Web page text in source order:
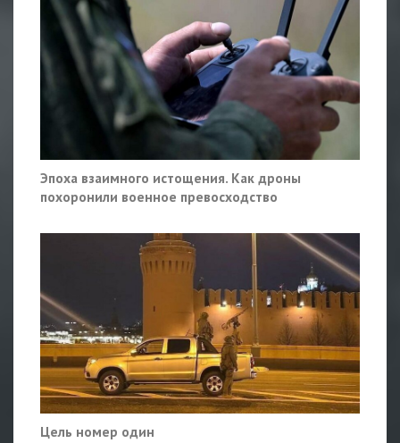
Эпоха взаимного истощения. Как дроны
похоронили военное превосходство
Цель номер один